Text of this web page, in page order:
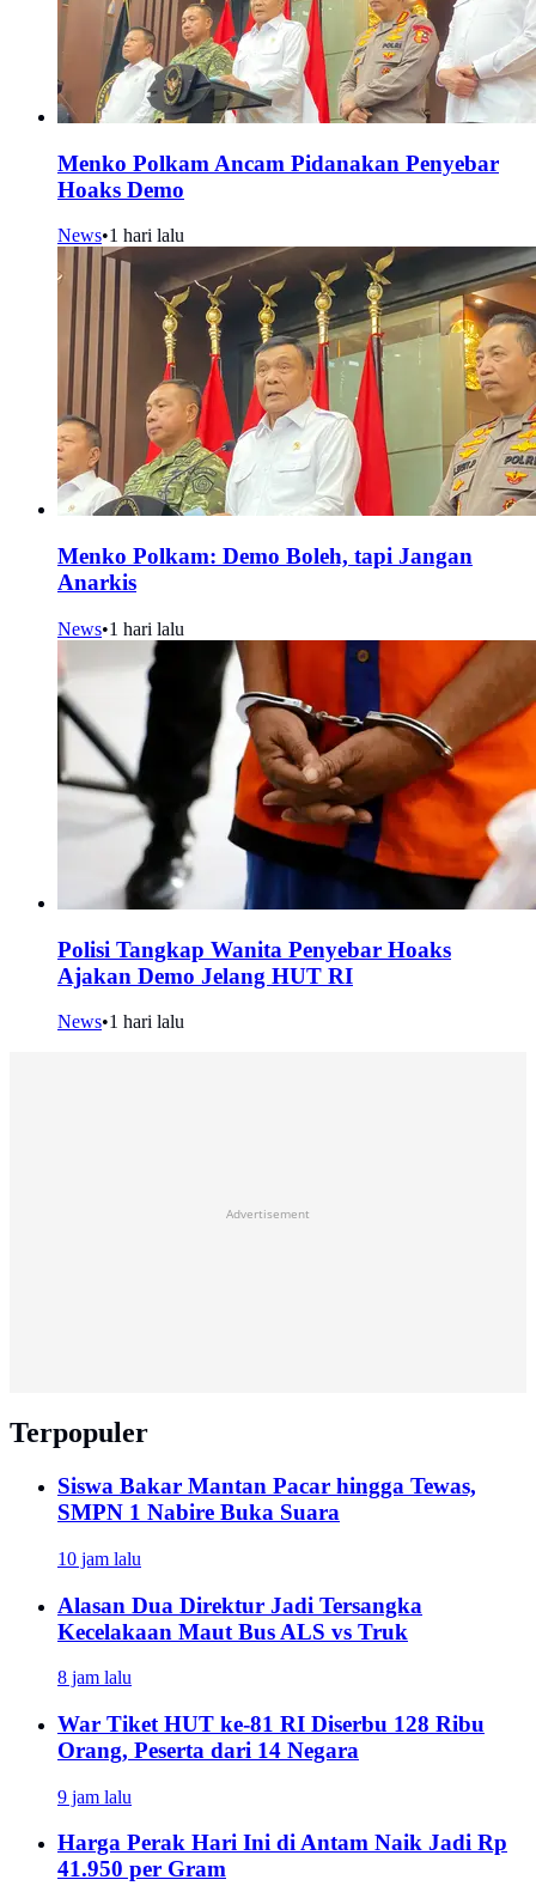
Menko Polkam Ancam Pidanakan Penyebar
Hoaks Demo
News•1 hari lalu
Menko Polkam: Demo Boleh, tapi Jangan
Anarkis
News•1 hari lalu
Polisi Tangkap Wanita Penyebar Hoaks
Ajakan Demo Jelang HUT RI
News•1 hari lalu
Advertisement
Terpopuler
Siswa Bakar Mantan Pacar hingga Tewas,
SMPN 1 Nabire Buka Suara
10 jam lalu
Alasan Dua Direktur Jadi Tersangka
Kecelakaan Maut Bus ALS vs Truk
8 jam lalu
War Tiket HUT ke-81 RI Diserbu 128 Ribu
Orang, Peserta dari 14 Negara
9 jam lalu
Harga Perak Hari Ini di Antam Naik Jadi Rp
41.950 per Gram